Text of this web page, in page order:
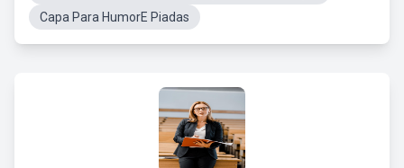
Capa Para HumorE Piadas